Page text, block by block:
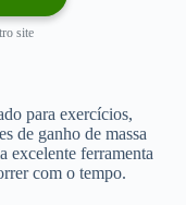
site
para exercícios,
de ganho de massa
excelente ferramenta
com o tempo.